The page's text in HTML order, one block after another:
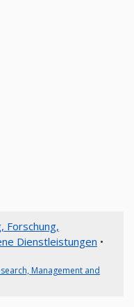
Forschung,
Dienstleistungen •
Management and